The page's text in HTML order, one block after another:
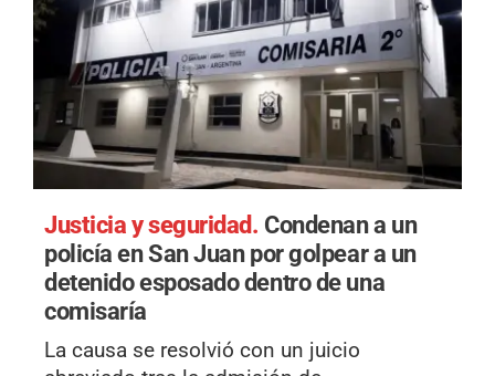
Justicia y seguridad. Condenan a un
policía en San Juan por golpear a un
detenido esposado dentro de una
comisaría
La causa se resolvió con un juicio